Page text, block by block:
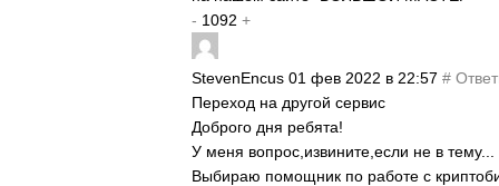
- 1092 +
StevenEncus 01 фев 2022 в 22:57 #
Переход на другой сервис
Доброго дня ребята!
У меня вопрос,извините,если не в тему...
Выбираю помощник по работе с